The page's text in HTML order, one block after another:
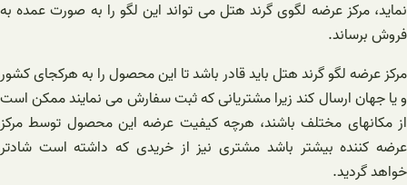
نماید، مرکز عرضه لگوی گرند هتل می تواند این لگو را به صورت عمده به
فروش برساند.
مرکز عرضه لگو گرند هتل باید قادر باشد تا این محصول را به هرکجای کشور
و یا جهان ارسال کند زیرا مشتریانی که ثبت سفارش می نمایند ممکن است
از مکانهای مختلف باشند، هرچه کیفیت عرضه این محصول توسط مرکز
عرضه کننده بیشتر باشد مشتری نیز از خریدی که داشته است شادتر
خواهد گردید.